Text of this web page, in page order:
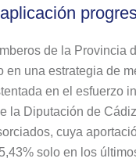
de la Provincia
en una estrategia de
en el esfuerzo
la Diputación de
cuya
solo en los